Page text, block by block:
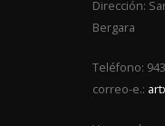
Dirección:
Bergara
Teléfono:
correo-e.: